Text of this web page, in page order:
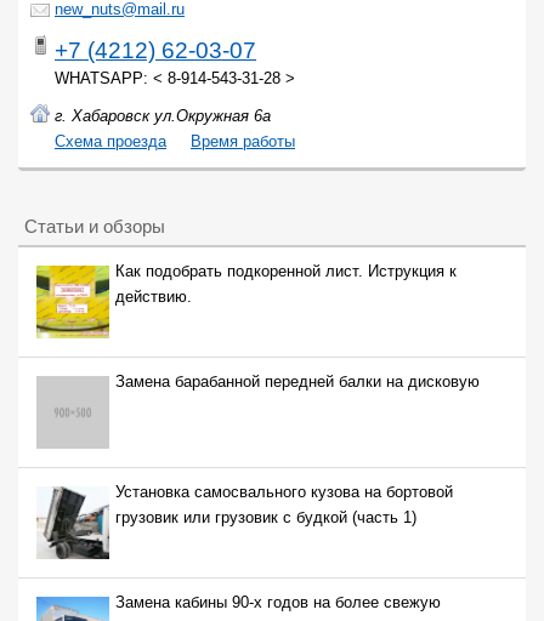
new_nuts@mail.ru
+7 (4212) 62-03-07
WHATSAPP: < 8-914-543-31-28 >
г. Хабаровск ул.Окружная 6а
Cхема проезда
Время работы
Статьи и обзоры
Как подобрать подкоренной лист. Иструкция к
действию.
Замена барабанной передней балки на дисковую
Установка самосвального кузова на бортовой
грузовик или грузовик с будкой (часть 1)
Замена кабины 90-х годов на более свежую